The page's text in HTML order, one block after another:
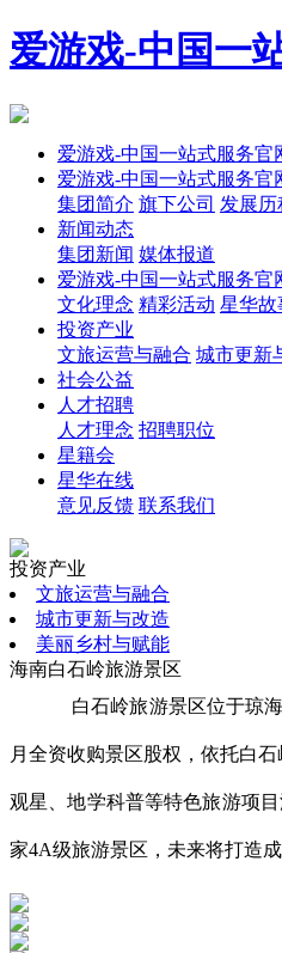
爱游戏-中国一
爱游戏-中国一站式服务官
爱游戏-中国一站式服务官
集团简介 旗下公司 发展历
新闻动态
集团新闻 媒体报道
爱游戏-中国一站式服务官
文化理念 精彩活动 星华故
投资产业
文旅运营与融合 城市更新
社会公益
人才招聘
人才理念 招聘职位
星籍会
星华在线
意见反馈 联系我们
投资产业
文旅运营与融合
城市更新与改造
美丽乡村与赋能
海南白石岭旅游景区
白石岭旅游景区位于琼
月全资收购景区股权，依托白
观星、地学科普等特色旅游项
家4A级旅游景区 ， 未来将打造